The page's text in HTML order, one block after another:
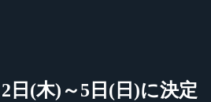
日(木)～5日(日)に決定